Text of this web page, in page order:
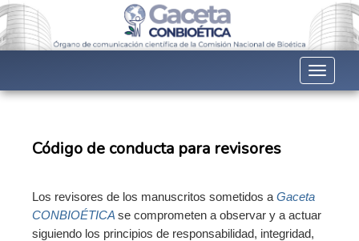
Toggle
Código de conducta para revisores
Los revisores de los manuscritos sometidos a Gaceta
CONBIOÉTICA se comprometen a observar y a actuar
siguiendo los principios de responsabilidad, integridad,